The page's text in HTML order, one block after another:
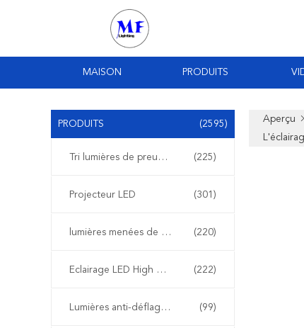
MAISON PRODUITS
PRODUITS (2595)
Tri lumières de preuve de LED (225)
Projecteur LED (301)
lumières menées de stade (220)
Eclairage LED High Bay (222)
Lumières anti-déflagrantes de LED (99)
Aperçu